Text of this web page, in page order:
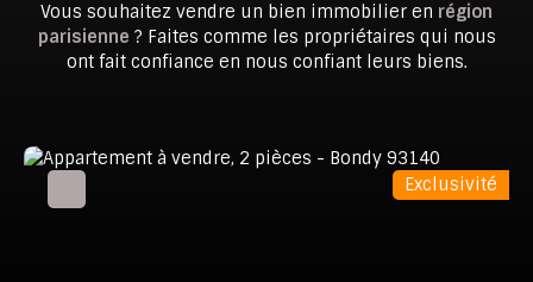
Vous souhaitez vendre un bien immobilier en région
parisienne ? Faites comme les propriétaires qui nous
ont fait confiance en nous confiant leurs biens.
Exclusivité